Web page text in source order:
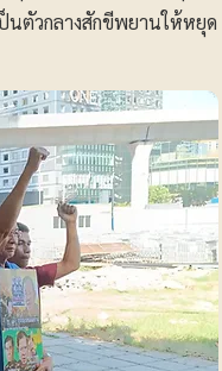
นตัวกลางสักขีพยานให้หยุด